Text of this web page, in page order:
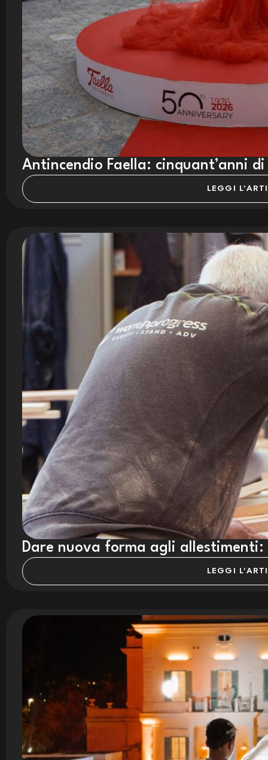
Antincendio Faella: cinquant’anni
LEGGI
Dare nuova forma agli
LEGGI